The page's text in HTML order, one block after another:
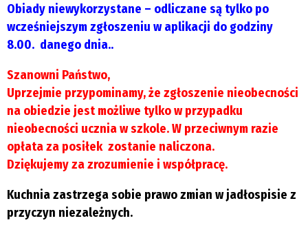
Obiady niewykorzystane – odliczane są tylko po
wcześniejszym zgłoszeniu w aplikacji do godziny
8.00. danego dnia..
Szanowni Państwo,
Uprzejmie przypominamy, że zgłoszenie nieobecności
na obiedzie jest możliwe tylko w przypadku
nieobecności ucznia w szkole. W przeciwnym razie
opłata za posiłek zostanie naliczona.
Dziękujemy za zrozumienie i współpracę.
Kuchnia zastrzega sobie prawo zmian w jadłospisie z
przyczyn niezależnych.